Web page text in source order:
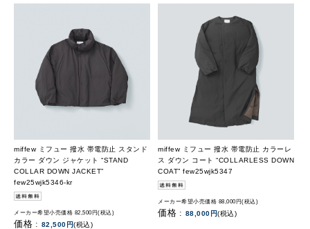
miffew ミフュー 撥水 帯電防止 スタンド
カラー ダウン ジャケット “STAND
COLLAR DOWN JACKET”
few25wjk5346-kr
メーカー希望小売価格 82,500円(税込)
価格 : 82,500円(税込)
miffew ミフュー 撥水 帯電防止 カラーレ
ス ダウン コート “COLLARLESS DOWN
COAT” few25wjk5347
メーカー希望小売価格 88,000円(税込)
価格 : 88,000円(税込)